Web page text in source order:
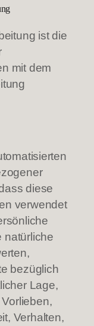
ist die
mit dem
diese
verwendet
natürliche
bezüglich
Lage,
Verhalten,